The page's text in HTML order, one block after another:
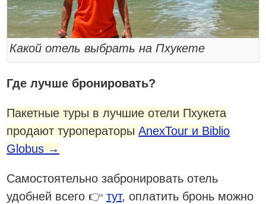
Какой отель выбрать на Пхукете
Где лучше бронировать?
Пакетные туры в лучшие отели Пхукета
продают туроператорыAnexTour и Biblio
Globus →
Самостоятельно забронировать отель
удобней всего 👉тут, оплатить бронь можно